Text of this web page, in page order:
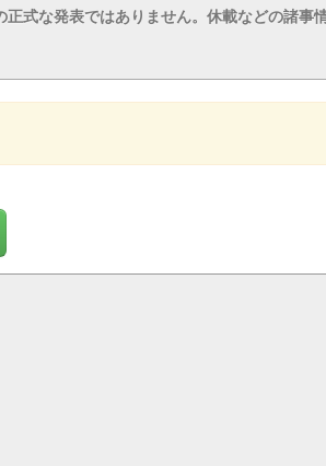
式な発表ではありません。休載などの諸事